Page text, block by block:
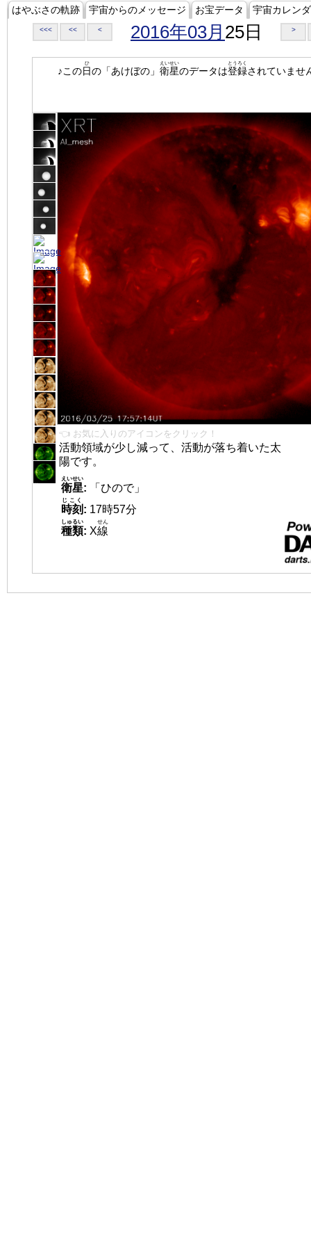
はやぶさの軌跡 宇宙からのメッセージ お宝データ 宇宙カレン
<<< << < 2016年03月 25日 >
♪この日
ひ
の「あけぼの」 衛星
えいせい
のデータは登録
とうろく
されていませ
👈 お気に入りのアイコンをクリック！
活動領域が少し減って、活動が落ち着いた太
陽です。
衛星
えいせい
:
「ひので」
時刻
じこく
: 17時57分
種類
しゅるい
: X線
せん